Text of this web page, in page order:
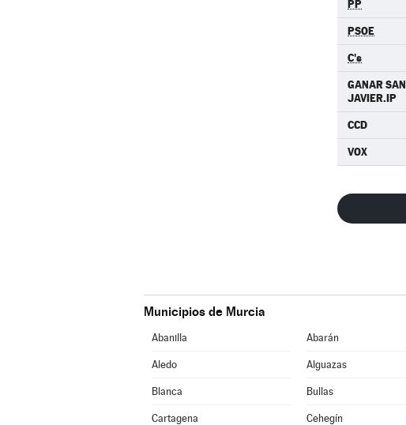
PP
PSOE
C's
GANAR SAN
JAVIER.IP
CCD
VOX
Municipios de Murcia
Abanilla Abarán
Aledo Alguazas
Blanca Bullas
Cartagena Cehegín